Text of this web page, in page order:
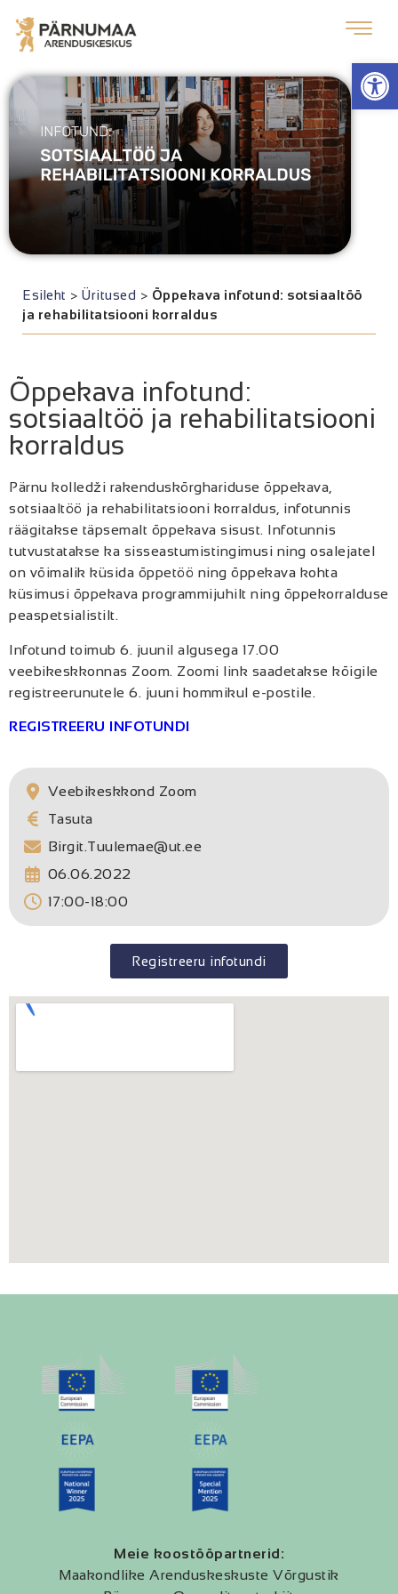
Esileht > Üritused > Õppekava infotund: sotsiaaltöö
ja rehabilitatsiooni korraldus
Õppekava infotund:
sotsiaaltöö ja rehabilitatsiooni
korraldus
Pärnu kolledži rakenduskõrghariduse õppekava,
sotsiaaltöö ja rehabilitatsiooni korraldus, infotunnis
räägitakse täpsemalt õppekava sisust. Infotunnis
tutvustatakse ka sisseastumistingimusi ning osalejatel
on võimalik küsida õppetöö ning õppekava kohta
küsimusi õppekava programmijuhilt ning õppekorralduse
peaspetsialistilt.
Infotund toimub 6. juunil algusega 17.00
veebikeskkonnas Zoom. Zoomi link saadetakse kõigile
registreerunutele 6. juuni hommikul e-postile.
REGISTREERU INFOTUNDI
Veebikeskkond Zoom
Tasuta
Birgit.Tuulemae@ut.ee
06.06.2022
17:00-18:00
Registreeru infotundi
Meie koostööpartnerid:
Maakondlike Arenduskeskuste Võrgustik